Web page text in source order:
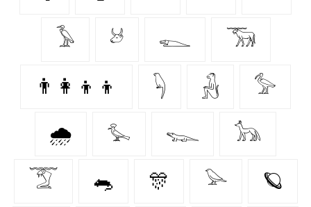
𓅥 𓃾 𓆍 𓃝
👨‍👩‍👦‍👦 𓆐 𓃻 𓅞
🌧️ 𓅙 𓆊 𓃥
𓄆 🐀 🎊 𓅪 🪐